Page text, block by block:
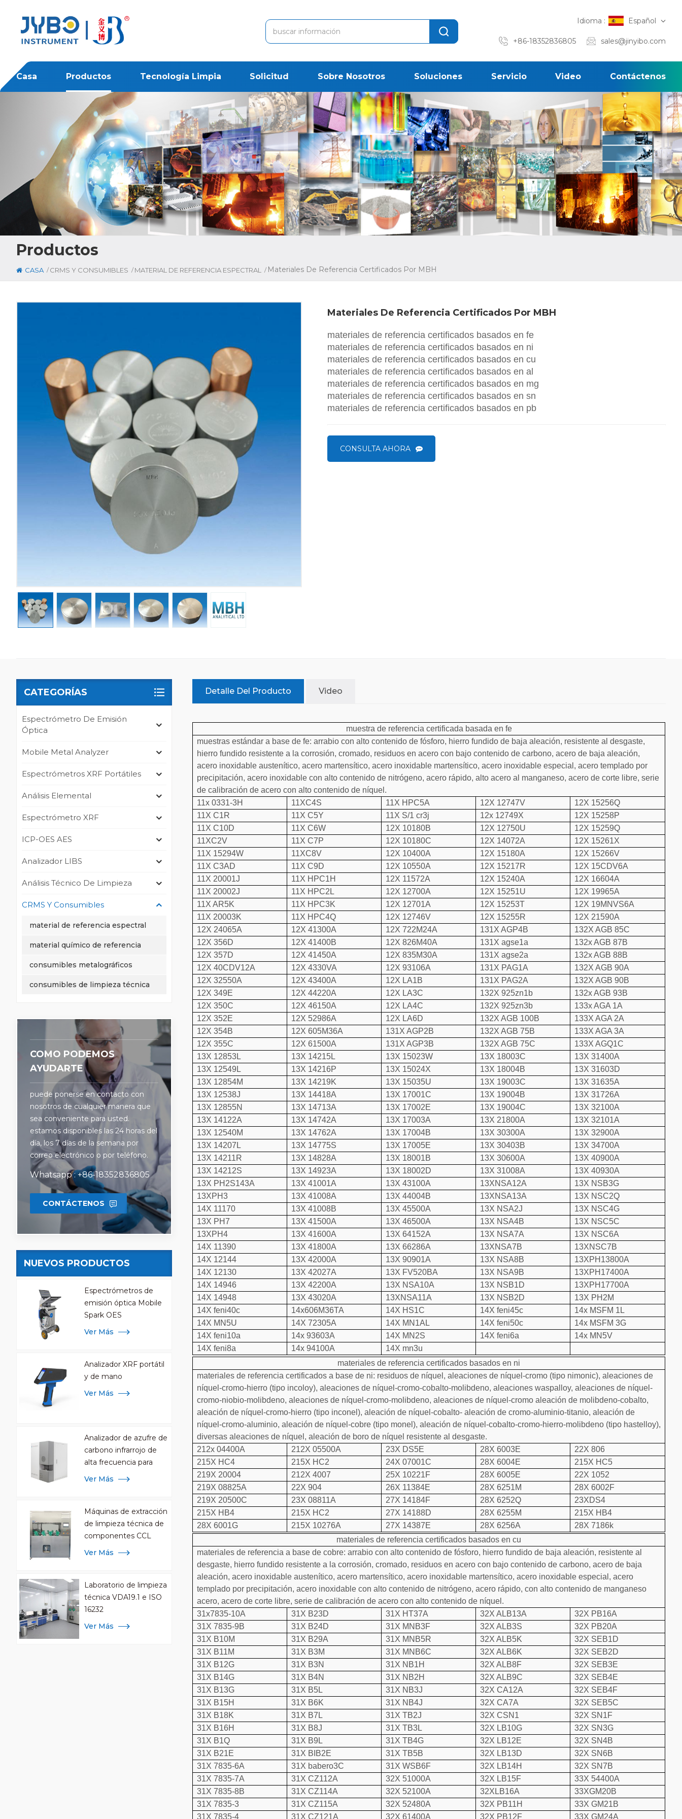
Idioma : Español
+86-18352836805 sales@jinyibo.com
Casa Productos Tecnología Limpia Solicitud Sobre Nosotros Soluciones Servicio Video Contáctenos
Productos
CASA / CRMS Y CONSUMIBLES / MATERIAL DE REFERENCIA ESPECTRAL / Materiales De Referencia Certificados Por MBH
Materiales De Referencia Certificados Por MBH
materiales de referencia certificados basados en fe
materiales de referencia certificados basados en ni
materiales de referencia certificados basados en cu
materiales de referencia certificados basados en al
materiales de referencia certificados basados en mg
materiales de referencia certificados basados en sn
materiales de referencia certificados basados en pb
CONSULTA AHORA
CATEGORÍAS
Espectrómetro De Emisión
Óptica
Mobile Metal Analyzer
Espectrómetros XRF Portátiles
Análisis Elemental
Espectrómetro XRF
ICP-OES AES
Analizador LIBS
Análisis Técnico De Limpieza
CRMS Y Consumibles
material de referencia espectral
material químico de referencia
consumibles metalográficos
consumibles de limpieza técnica
COMO PODEMOS
AYUDARTE
puede ponerse en contacto con
nosotros de cualquier manera que
sea conveniente para usted.
estamos disponibles las 24 horas del
día, los 7 días de la semana por
correo electrónico o por teléfono.
Whatsapp : +86-18352836805
CONTÁCTENOS
NUEVOS PRODUCTOS
Espectrómetros de
emisión óptica Mobile
Spark OES
Ver Más
Analizador XRF portátil
y de mano
Ver Más
Analizador de azufre de
carbono infrarrojo de
alta frecuencia para
análisis de metales
Ver Más
Máquinas de extracción
de limpieza técnica de
componentes CCL
Ver Más
Laboratorio de limpieza
técnica VDA19.1 e ISO
16232
Ver Más
Detalle Del Producto Video
muestra de referencia certificada basada en fe
muestras estándar a base de fe: arrabio con alto contenido de fósforo, hierro fundido de baja aleación, resistente al desgaste,
hierro fundido resistente a la corrosión, cromado, residuos en acero con bajo contenido de carbono, acero de baja aleación,
acero inoxidable austenítico, acero martensítico, acero inoxidable martensítico, acero inoxidable especial, acero templado por
precipitación, acero inoxidable con alto contenido de nitrógeno, acero rápido, alto acero al manganeso, acero de corte libre, serie
de calibración de acero con alto contenido de níquel.
11x 0331-3H
11XC4S 11X HPC5A 12X 12747V
12X 15256Q
11X C1R
11X C5Y 11X S/1 cr3j 12x 12749X
12X 15258P
11X C10D
11X C6W 12X 10180B 12X 12750U
12X 15259Q
11XC2V
11X C7P 12X 10180C 12X 14072A
12X 15261X
11X 15294W
11XC8V 12X 10400A 12X 15180A
12X 15266V
11X C3AD
11X C9D 12X 10550A 12X 15217R
12X 15CDV6A
11X 20001J
11X HPC1H 12X 11572A 12X 15240A
12X 16604A
11X 20002J
11X HPC2L 12X 12700A 12X 15251U
12X 19965A
11X AR5K
11X HPC3K 12X 12701A 12X 15253T
12X 19MNVS6A
11X 20003K
11X HPC4Q 12X 12746V 12X 15255R
12X 21590A
12X 24065A
12X 41300A 12X 722M24A 131X AGP4B
132X AGB 85C
12X 356D
12X 41400B 12X 826M40A 131X agse1a
132x AGB 87B
12X 357D
12X 41450A 12X 835M30A 131X agse2a
132x AGB 88B
12X 40CDV12A
12X 4330VA 12X 93106A 131X PAG1A
132X AGB 90A
12X 32550A
12X 43400A 12X LA1B 131X PAG2A
132X AGB 90B
12X 349E
12X 44220A 12X LA3C 132X 925zn1b
132x AGB 93B
12X 350C
12X 46150A 12X LA4C 132X 925zn3b
133x AGA 1A
12X 352E
12X 52986A 12X LA6D 132X AGB 100B
133X AGA 2A
12X 354B
12X 605M36A 131X AGP2B 132X AGB 75B
133X AGA 3A
12X 355C
12X 61500A 131X AGP3B 132X AGB 75C
133X AGQ1C
13X 12853L
13X 14215L 13X 15023W 13X 18003C
13X 31400A
13X 12549L
13X 14216P 13X 15024X 13X 18004B
13X 31603D
13X 12854M
13X 14219K 13X 15035U 13X 19003C
13X 31635A
13X 12538J
13X 14418A 13X 17001C 13X 19004B
13X 31726A
13X 12855N
13X 14713A 13X 17002E 13X 19004C
13X 32100A
13X 14122A
13X 14742A 13X 17003A 13X 21800A
13X 32101A
13X 12540M
13X 14762A 13X 17004B 13X 30300A
13X 32900A
13X 14207L
13X 14775S 13X 17005E 13X 30403B
13X 34700A
13X 14211R
13X 14828A 13X 18001B 13X 30600A
13X 40900A
13X 14212S
13X 14923A 13X 18002D 13X 31008A
13X 40930A
13X PH2S143A
13X 41001A 13X 43100A 13XNSA12A
13X NSB3G
13XPH3
13X 41008A 13X 44004B 13XNSA13A
13X NSC2Q
14X 11170
13X 41008B 13X 45500A 13X NSA2J
13X NSC4G
13X PH7
13X 41500A 13X 46500A 13X NSA4B
13X NSC5C
13XPH4
13X 41600A 13X 64152A 13X NSA7A
13X NSC6A
14X 11390
13X 41800A 13X 66286A 13XNSA7B
13XNSC7B
14X 12144
13X 42000A 13X 90901A 13X NSA8B
13XPH13800A
14X 12130
13X 42027A 13X FV520BA 13X NSA9B
13XPH17400A
14X 14946
13X 42200A 13X NSA10A 13X NSB1D
13XPH17700A
14X 14948
13X 43020A 13XNSA11A 13X NSB2D
13X PH2M
14X feni40c
14x606M36TA 14X HS1C 14X feni45c
14x MSFM 1L
14X MN5U
14X 72305A 14X MN1AL 14X feni50c
14x MSFM 3G
14X feni10a
14x 93603A 14X MN2S 14X feni6a
14x MN5V
14X feni8a
14x 94100A
14X mn3u
materiales de referencia certificados basados en ni
materiales de referencia certificados a base de ni: residuos de níquel, aleaciones de níquel-cromo (tipo nimonic), aleaciones de
níquel-cromo-hierro (tipo incoloy), aleaciones de níquel-cromo-cobalto-molibdeno, aleaciones waspalloy, aleaciones de níquel-
cromo-niobio-molibdeno, aleaciones de níquel-cromo-molibdeno, aleaciones de níquel-cromo aleación de molibdeno-cobalto,
aleación de níquel-cromo-hierro (tipo inconel), aleación de níquel-cobalto- aleación de cromo-aluminio-titanio, aleación de
níquel-cromo-aluminio, aleación de níquel-cobre (tipo monel), aleación de níquel-cobalto-cromo-hierro-molibdeno (tipo hastelloy),
diversas aleaciones de níquel, aleación de boro de níquel resistente al desgaste.
212x 04400A
212X 05500A 23X DS5E 28X 6003E
22X 806
215X HC4
215X HC2 24X 07001C 28X 6004E
215X HC5
219X 20004
212X 4007 25X 10221F 28X 6005E
22X 1052
219X 08825A
22X 904 26X 11384E 28X 6251M
28X 6002F
219X 20500C
23X 08811A 27X 14184F 28X 6252Q
23XDS4
215X HB4
215X HC2 27X 14188D 28X 6255M
215X HB4
28X 6001G
215X 10276A 27X 14387E 28X 6256A
28X 7186k
materiales de referencia certificados basados en cu
materiales de referencia a base de cobre: arrabio con alto contenido de fósforo, hierro fundido de baja aleación, resistente al
desgaste, hierro fundido resistente a la corrosión, cromado, residuos en acero con bajo contenido de carbono, acero de baja
aleación, acero inoxidable austenítico, acero martensítico, acero inoxidable martensítico, acero inoxidable especial, acero
templado por precipitación, acero inoxidable con alto contenido de nitrógeno, acero rápido, con alto contenido de manganeso
acero, acero de corte libre, serie de calibración de acero con alto contenido de níquel.
31x7835-10A
31X B23D 31X HT37A 32X ALB13A
32X PB16A
31X 7835-9B
31X B24D 31X MNB3F 32X ALB3S
32X PB20A
31X B10M
31X B29A 31X MNB5R 32X ALB5K
32X SEB1D
31X B11M
31X B3M 31X MNB6C 32X ALB6K
32X SEB2D
31X B12G
31X B3N 31X NB1H 32X ALB8F
32X SEB3E
31X B14G
31X B4N 31X NB2H 32X ALB9C
32X SEB4E
31X B13G
31X B5L 31X NB3J 32X CA12A
32X SEB4F
31X B15H
31X B6K 31X NB4J 32X CA7A
32X SEB5C
31X B18K
31X B7L 31X TB2J 32X CSN1
32X SN1F
31X B16H
31X B8J 31X TB3L 32X LB10G
32X SN3G
31X B1Q
31X B9L 31X TB4G 32X LB12E
32X SN4B
31X B21E
31X BIB2E 31X TB5B 32X LB13D
32X SN6B
31X 7835-6A
31X babero3C 31X WSB6F 32X LB14H
32X SN7B
31X 7835-7A
31X CZ112A 32X 51000A 32X LB15F
33X 54400A
31X 7835-8B
31X CZ114A 32X 52100A 32XLB16A
33XGM20B
31X 7835-3
31X CZ115A 32X 52480A 32X PB11H
33X GM21B
31X 7835-4
31X CZ121A 32X 61400A 32X PB12F 33X GM24A